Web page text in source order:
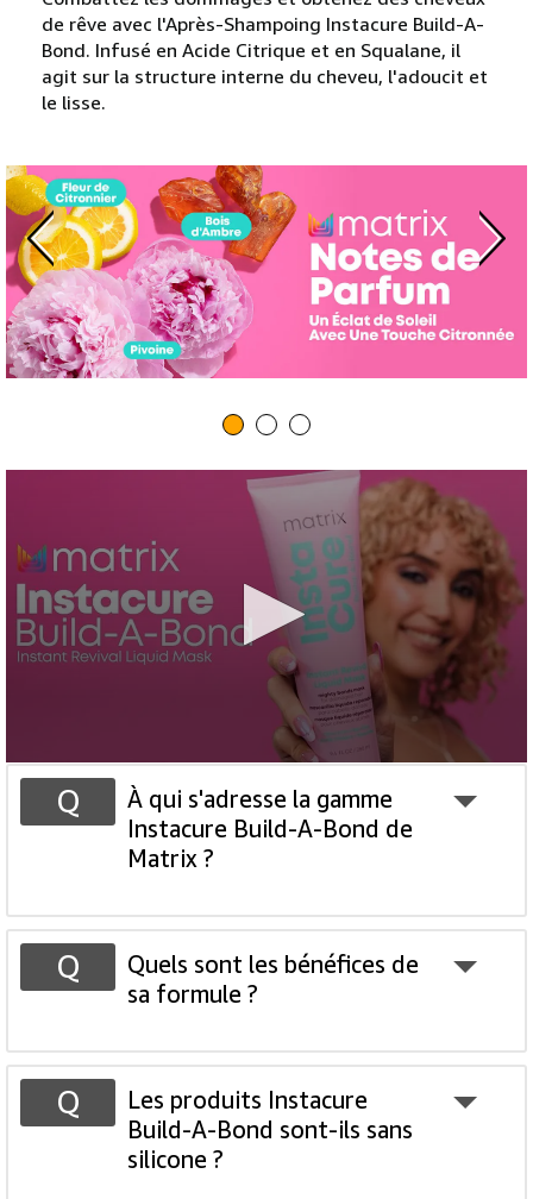
de rêve avec l'Après-Shampoing Instacure Build-A-
Bond. Infusé en Acide Citrique et en Squalane, il
agit sur la structure interne du cheveu, l'adoucit et
le lisse.
À qui s'adresse la gamme
Instacure Build-A-Bond de
Matrix ?
Quels sont les bénéfices de
sa formule ?
Les produits Instacure
Build-A-Bond sont-ils sans
silicone ?